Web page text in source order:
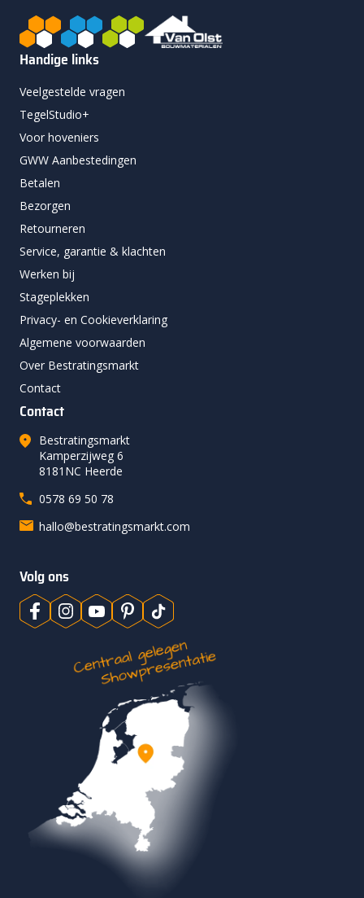
Handige links
Veelgestelde vragen
TegelStudio+
Voor hoveniers
GWW Aanbestedingen
Betalen
Bezorgen
Retourneren
Service, garantie & klachten
Werken bij
Stageplekken
Privacy- en Cookieverklaring
Algemene voorwaarden
Over Bestratingsmarkt
Contact
Contact
Bestratingsmarkt
Kamperzijweg 6
8181NC Heerde
0578 69 50 78
hallo@bestratingsmarkt.com
Volg ons